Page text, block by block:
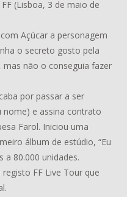
(Lisboa, 3 de maio de
Açúcar a personagem
o secreto gosto pela
não o conseguia fazer
por passar a ser
nome) e assina contrato
Farol. Iniciou uma
álbum de estúdio, “Eu
a 80.000 unidades.
FF Live Tour que